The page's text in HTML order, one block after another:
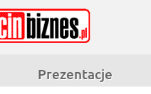
Prezentacje